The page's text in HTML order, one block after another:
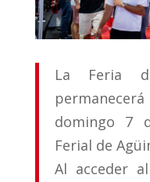
La Feria
domingo 7
Ferial de
Al acceder